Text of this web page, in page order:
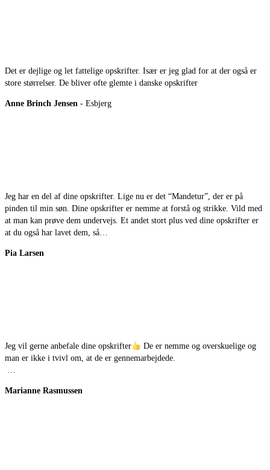
Det er dejlige og let fattelige opskrifter. Især er jeg glad for at der også er
store størrelser. De bliver ofte glemte i danske opskrifter
Anne Brinch Jensen - Esbjerg
Jeg har en del af dine opskrifter. Lige nu er det “Mandetur”, der er på
pinden til min søn. Dine opskrifter er nemme at forstå og strikke. Vild med
at man kan prøve dem undervejs. Et andet stort plus ved dine opskrifter er
at du også har lavet dem, så…
Pia Larsen
Jeg vil gerne anbefale dine opskrifter
De er nemme og overskuelige og
man er ikke i tvivl om, at de er gennemarbejdede.
…
Marianne Rasmussen